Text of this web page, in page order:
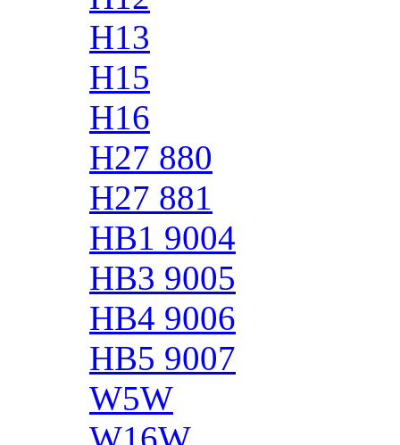
H13
H15
H16
H27 880
H27 881
HB1 9004
HB3 9005
HB4 9006
HB5 9007
W5W